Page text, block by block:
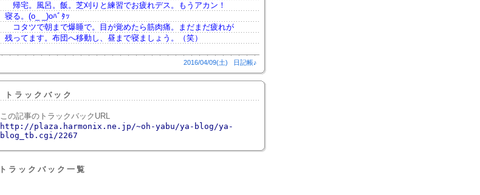
帰宅。風呂。飯。芝刈りと練習でお疲れデス。もうアカン！
寝る。(o_ _)oﾊﾞﾀｯ
コタツで朝まで爆睡で。目が覚めたら筋肉痛。まだまだ疲れが
残ってます。布団へ移動し、昼まで寝ましょう。（笑）
2016/04/09(土) 日記帳♪
トラックバック
この記事のトラックバックURL
http://plaza.harmonix.ne.jp/~oh-yabu/ya-blog/ya-
blog_tb.cgi/2267
トラックバック一覧